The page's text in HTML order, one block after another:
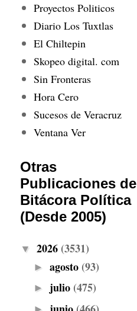
Proyectos Politicos
Diario Los Tuxtlas
El Chiltepin
Skopeo digital. com
Sin Fronteras
Hora Cero
Sucesos de Veracruz
Ventana Ver
Otras
Publicaciones de
Bitácora Política
(Desde 2005)
▼ 2026 (3531)
► agosto (93)
► julio (475)